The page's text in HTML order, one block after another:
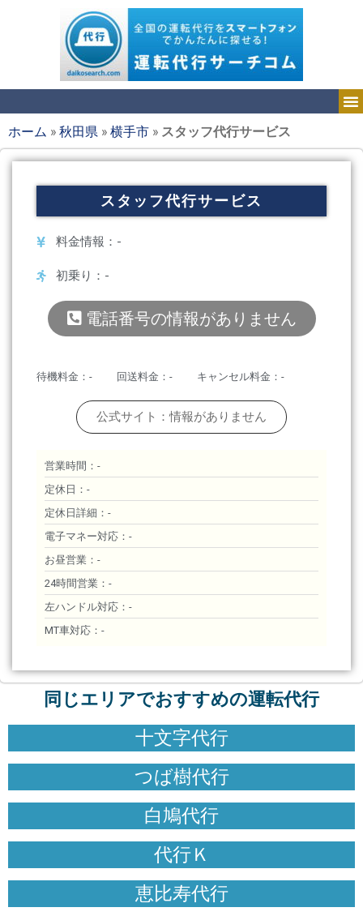
ホーム »秋田県 »横手市 » スタッフ代行サービス
スタッフ代行サービス
料金情報：-
初乗り：-
電話番号の情報がありません
待機料金：- 回送料金：- キャンセル料金：-
公式サイト：情報がありません
営業時間：-
定休日：-
定休日詳細：-
電子マネー対応：-
お昼営業：-
24時間営業：-
左ハンドル対応：-
MT車対応：-
同じエリアでおすすめの運転代行
十文字代行
つば樹代行
白鳩代行
代行Ｋ
恵比寿代行